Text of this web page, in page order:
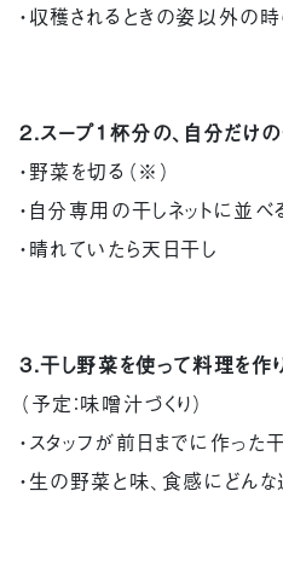
・収穫されるときの姿以外の
2.スープ１杯分の、自分だけ
・野菜を切る（※）
・自分専用の干しネットに並べ
・晴れていたら天日干し
3.干し野菜を使って料理を作
（予定：味噌汁づくり）
・スタッフが前日までに作った
・生の野菜と味、食感にどん